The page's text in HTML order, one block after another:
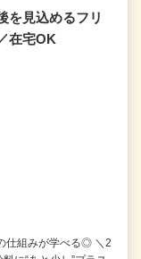
を見込めるフリ
在宅OK
仕組みが学べる◎ ＼2